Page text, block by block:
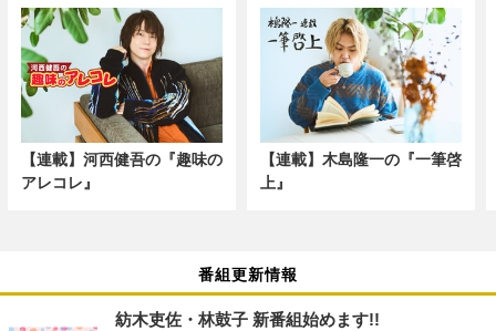
【連載】河西健吾の『趣味の
アレコレ』
【連載】木島隆一の『一筆啓
上』
番組更新情報
紡木吏佐・林鼓子 新番組始めます!!